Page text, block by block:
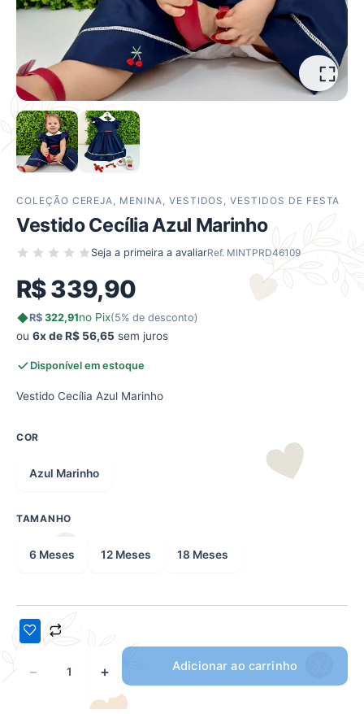
COLEÇÃO CEREJA, MENINA, VESTIDOS ,VESTIDOS DE FESTA
Vestido Cecília Azul Marinho
Seja a primeira a avaliarRef. MINTPRD46109
R$339,90
R$ 322,91no Pix(5% de desconto)
ou 6x de R$ 56,65 sem juros
Disponível em estoque
Vestido Cecília Azul Marinho
COR
Azul Marinho
TAMANHO
6 Meses 12 Meses 18 Meses
− + Adicionar ao carrinho